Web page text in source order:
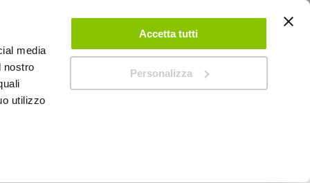
media
nostro
utilizzo
Accetta tutti
Personalizza
ACCEDI CREA UN ACCOUNT CONTATTACI